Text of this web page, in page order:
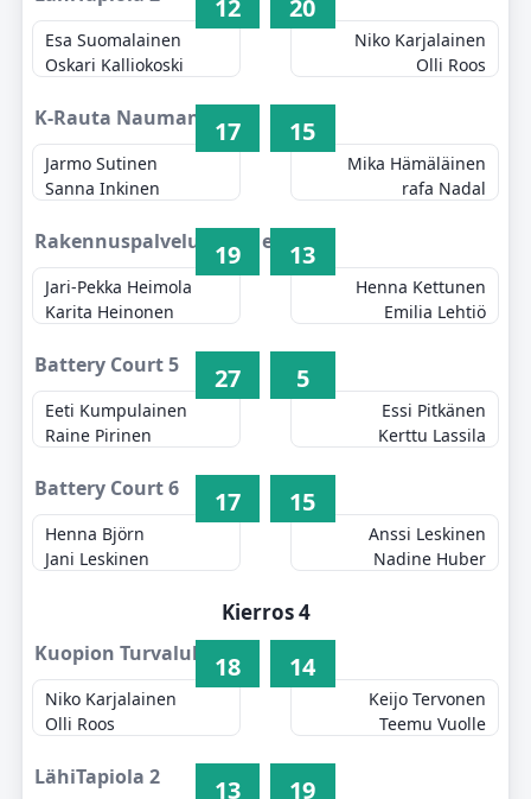
Esa Suomalainen
Oskari Kalliokoski
12 20
Niko Karjalainen
Olli Roos
K-Rauta Naumanen 3
Jarmo Sutinen
Sanna Inkinen
17 15
Mika Hämäläinen
rafa Nadal
Rakennuspalvelu Keränen 4
Jari-Pekka Heimola
Karita Heinonen
19 13
Henna Kettunen
Emilia Lehtiö
Battery Court 5
Eeti Kumpulainen
Raine Pirinen
27 5
Essi Pitkänen
Kerttu Lassila
Battery Court 6
Henna Björn
Jani Leskinen
17 15
Anssi Leskinen
Nadine Huber
Kierros 4
Kuopion Turvalukko 1
Niko Karjalainen
Olli Roos
18 14
Keijo Tervonen
Teemu Vuolle
LähiTapiola 2 13 19